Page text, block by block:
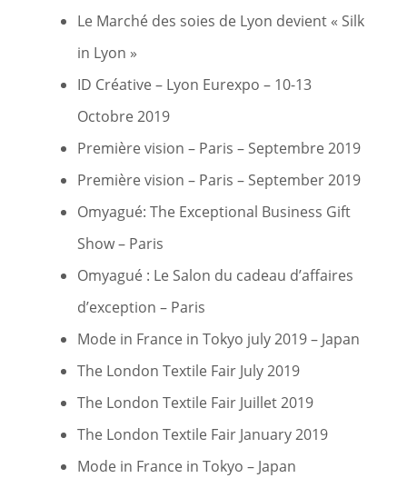
Le Marché des soies de Lyon devient « Silk
in Lyon »
ID Créative – Lyon Eurexpo – 10-13
Octobre 2019
Première vision – Paris – Septembre 2019
Première vision – Paris – September 2019
Omyagué: The Exceptional Business Gift
Show – Paris
Omyagué : Le Salon du cadeau d’affaires
d’exception – Paris
Mode in France in Tokyo july 2019 – Japan
The London Textile Fair July 2019
The London Textile Fair Juillet 2019
The London Textile Fair January 2019
Mode in France in Tokyo – Japan